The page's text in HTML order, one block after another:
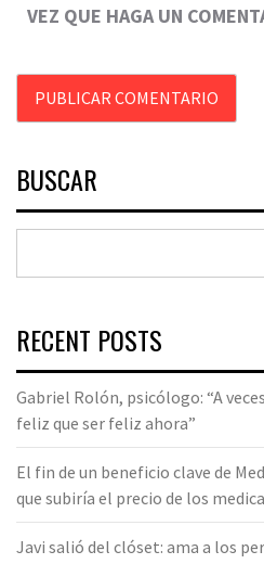
VEZ QUE HAGA UN
BUSCAR
RECENT POSTS
Gabriel Rolón, psicólogo: “A
feliz que ser feliz ahora”
El fin de un beneficio clave de
que subiría el precio de los
Javi salió del clóset: ama a los